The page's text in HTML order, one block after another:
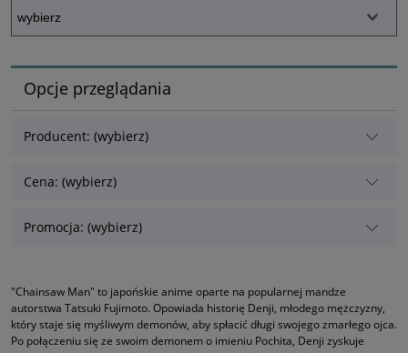
Opcje przeglądania
Producent: (wybierz)
Cena: (wybierz)
Promocja: (wybierz)
"Chainsaw Man" to japońskie anime oparte na popularnej mandze
autorstwa Tatsuki Fujimoto. Opowiada historię Denji, młodego mężczyzny,
który staje się myśliwym demonów, aby spłacić długi swojego zmarłego ojca.
Po połączeniu się ze swoim demonem o imieniu Pochita, Denji zyskuje